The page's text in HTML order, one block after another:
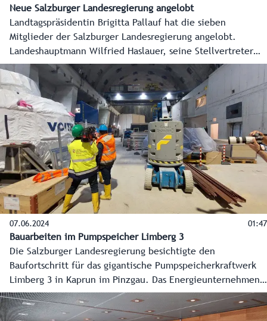
Neue Salzburger Landesregierung angelobt
Landtagspräsidentin Brigitta Pallauf hat die sieben
Mitglieder der Salzburger Landesregierung angelobt.
Landeshauptmann Wilfried Haslauer, seine Stellvertreter
Marlene Svazek und Stefan Schnöll sowie die Landesräte
Josef Schwaiger, Daniela Gutschi, Christian Pewny und
Martin Zauner.
07.06.2024 01:47
Bauarbeiten im Pumpspeicher Limberg 3
Die Salzburger Landesregierung besichtigte den
Baufortschritt für das gigantische Pumpspeicherkraftwerk
Limberg 3 in Kaprun im Pinzgau. Das Energieunternehmen
Verbund investiert dafür bis zur geplanten Inbetriebnahme
2025 insgesamt 572 Millionen Euro.